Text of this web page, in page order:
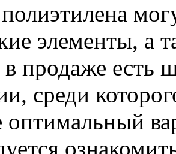
элементы, а
продаже есть
среди
оптимальный